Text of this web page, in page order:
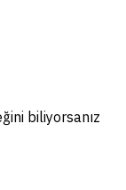
biliyorsanız